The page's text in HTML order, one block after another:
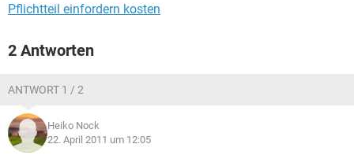
Pflichtteil einfordern kosten
2 Antworten
ANTWORT 1 / 2
Heiko Nock
22. April 2011 um 12:05